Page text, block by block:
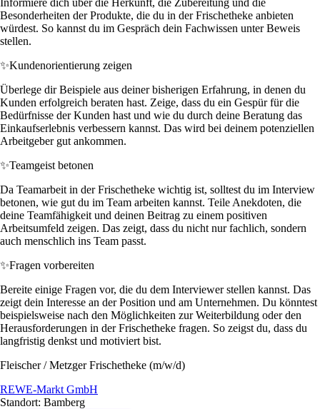
Besonderheiten der Produkte, die du in der Frischetheke anbieten
würdest. So kannst du im Gespräch dein Fachwissen unter Beweis
stellen.
✨Kundenorientierung zeigen
Überlege dir Beispiele aus deiner bisherigen Erfahrung, in denen du
Kunden erfolgreich beraten hast. Zeige, dass du ein Gespür für die
Bedürfnisse der Kunden hast und wie du durch deine Beratung das
Einkaufserlebnis verbessern kannst. Das wird bei deinem potenziellen
Arbeitgeber gut ankommen.
✨Teamgeist betonen
Da Teamarbeit in der Frischetheke wichtig ist, solltest du im Interview
betonen, wie gut du im Team arbeiten kannst. Teile Anekdoten, die
deine Teamfähigkeit und deinen Beitrag zu einem positiven
Arbeitsumfeld zeigen. Das zeigt, dass du nicht nur fachlich, sondern
auch menschlich ins Team passt.
✨Fragen vorbereiten
Bereite einige Fragen vor, die du dem Interviewer stellen kannst. Das
zeigt dein Interesse an der Position und am Unternehmen. Du könntest
beispielsweise nach den Möglichkeiten zur Weiterbildung oder den
Herausforderungen in der Frischetheke fragen. So zeigst du, dass du
langfristig denkst und motiviert bist.
Fleischer / Metzger Frischetheke (m/w/d)
REWE-Markt GmbH
Standort: Bamberg